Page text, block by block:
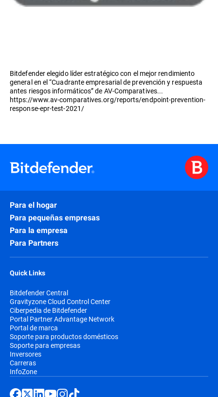
Bitdefender elegido líder estratégico con el mejor rendimiento
general en el “Cuadrante empresarial de prevención y respuesta
antes riesgos informáticos” de AV-Comparatives...
https://www.av-comparatives.org/reports/endpoint-prevention-
response-epr-test-2021/
Para el hogar
Para pequeñas empresas
Para la empresa
Para Partners
Quick Links
Bitdefender Central
Gravityzone Cloud Control Center
Ciberpedia de Bitdefender
Portal Partner Advantage Network
Portal de marca
Soporte para productos domésticos
Soporte para empresas
Inversores
Carreras
InfoZone